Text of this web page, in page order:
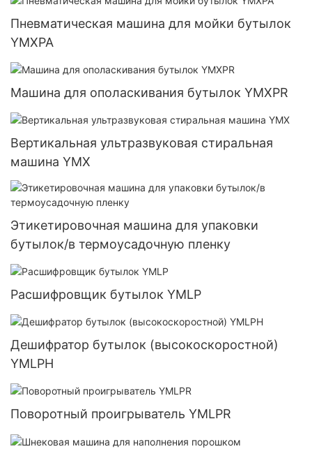
Пневматическая машина для мойки бутылок
YMXPA
Машина для ополаскивания бутылок YMXPR
Вертикальная ультразвуковая стиральная
машина YMX
Этикетировочная машина для упаковки
бутылок/в термоусадочную пленку
Расшифровщик бутылок YMLP
Дешифратор бутылок (высокоскоростной)
YMLPH
Поворотный проигрыватель YMLPR